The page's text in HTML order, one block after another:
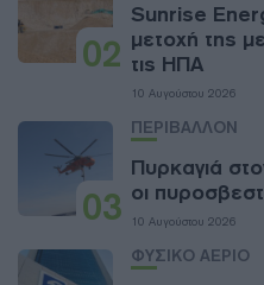
02
Sunrise
μετοχή της
τις ΗΠΑ
10 Αυγούστου 2026
03
ΠΕΡΙΒΑΛΛΟΝ
Πυρκαγιά
οι
10 Αυγούστου 2026
ΦΥΣΙΚΟ ΑΕΡΙΟ